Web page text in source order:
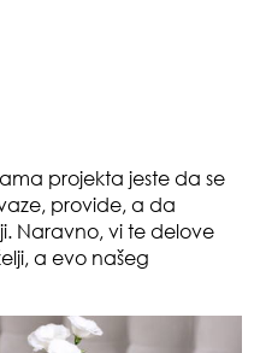
projekta jeste da se
provide, a da
Naravno, vi te delove
a evo našeg